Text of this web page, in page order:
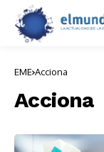
EME Acciona
Acciona